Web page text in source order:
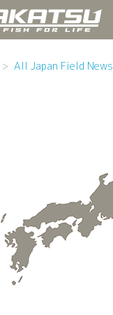
All Japan Field News